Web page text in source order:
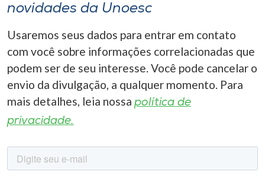
Editora
Rádio
Museu
Unoesc
novidades da Unoesc
Usaremos seus dados para entrar em contato
com você sobre informações correlacionadas que
podem ser de seu interesse. Você pode cancelar o
envio da divulgação, a qualquer momento. Para
mais detalhes, leia nossa política de
privacidade.